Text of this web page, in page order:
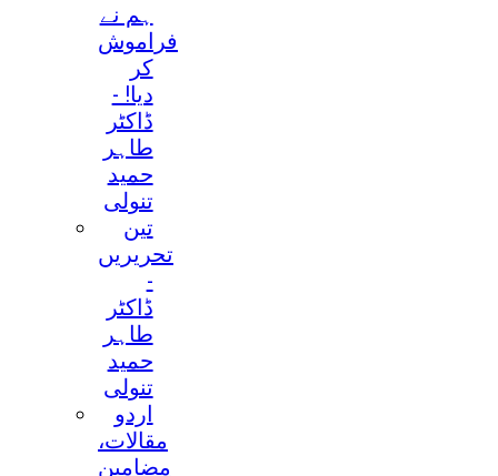
ہم نے
فراموش
کر
دیا! -
ڈاکٹر
طاہر
حمید
تنولی
تین
تحریریں
-
ڈاکٹر
طاہر
حمید
تنولی
اردو
مقالات،
مضامین